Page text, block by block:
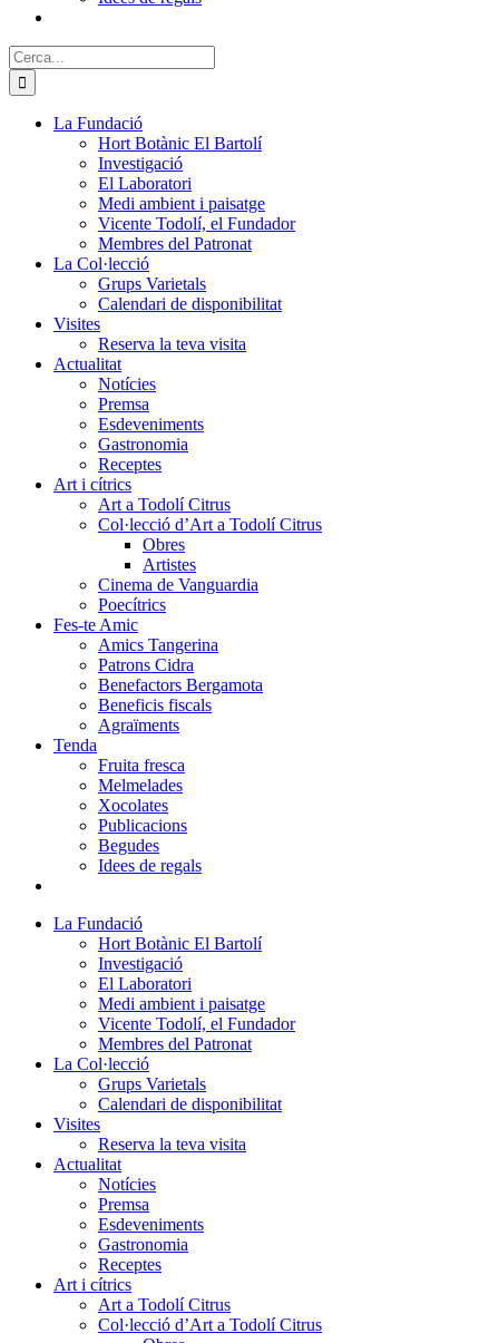
Cerca:
La Fundació
Hort Botànic El Bartolí
Investigació
El Laboratori
Medi ambient i paisatge
Vicente Todolí, el Fundador
Membres del Patronat
La Col·lecció
Grups Varietals
Calendari de disponibilitat
Visites
Reserva la teva visita
Actualitat
Notícies
Premsa
Esdeveniments
Gastronomia
Receptes
Art i cítrics
Art a Todolí Citrus
Col·lecció d’Art a Todolí Citrus
Obres
Artistes
Cinema de Vanguardia
Poecítrics
Fes-te Amic
Amics Tangerina
Patrons Cidra
Benefactors Bergamota
Beneficis fiscals
Agraïments
Tenda
Fruita fresca
Melmelades
Xocolates
Publicacions
Begudes
Idees de regals
La Fundació
Hort Botànic El Bartolí
Investigació
El Laboratori
Medi ambient i paisatge
Vicente Todolí, el Fundador
Membres del Patronat
La Col·lecció
Grups Varietals
Calendari de disponibilitat
Visites
Reserva la teva visita
Actualitat
Notícies
Premsa
Esdeveniments
Gastronomia
Receptes
Art i cítrics
Art a Todolí Citrus
Col·lecció d’Art a Todolí Citrus